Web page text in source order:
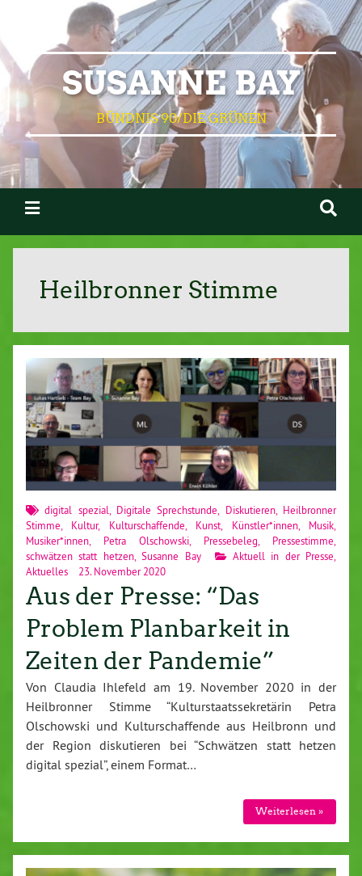
SUSANNE BAY
BÜNDNIS 90/DIE GRÜNEN
Heilbronner Stimme
digital spezial Digitale Sprechstunde Diskutieren, Heilbronner
Stimme
Kultur, Kulturschaffende Kunst Künstler*innen, Musik
Musiker*innen
Petra Olschowski Pressebeleg Pressestimme
schwätzen statt hetzen,Susanne Bay Aktuell in der Presse
Aktuelles
23. November 2020
Aus der Presse: “Das
Problem Planbarkeit in
Zeiten der Pandemie”
Von Claudia Ihlefeld am 19. November 2020 in der
Heilbronner Stimme “Kulturstaatssekretärin Petra
Olschowski und Kulturschaffende aus Heilbronn und
der Region diskutieren bei “Schwätzen statt hetzen
digital spezial”, einem Format…
Weiterlesen »